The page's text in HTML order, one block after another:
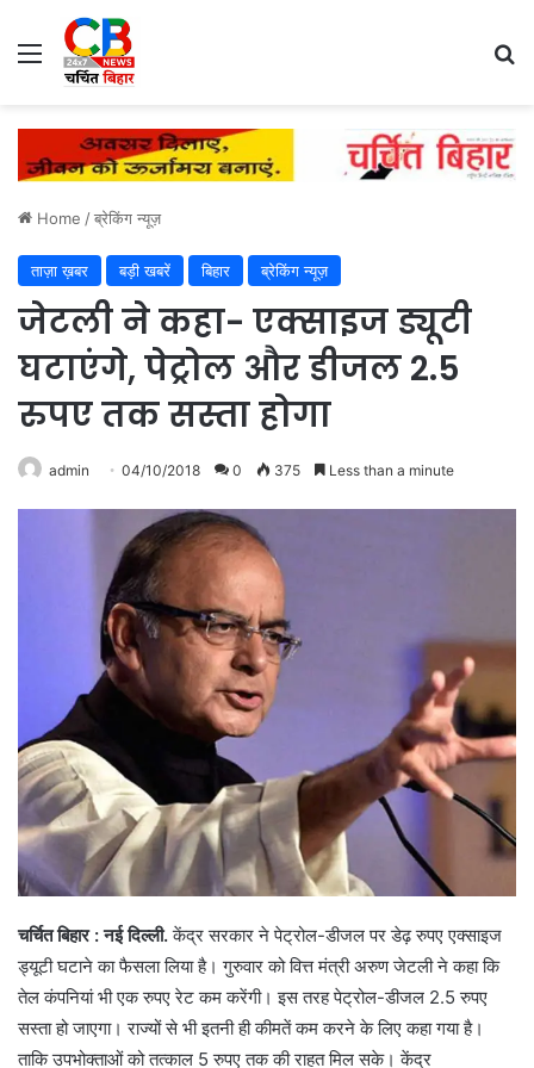
Menu
Home /ब्रेकिंग न्यूज़
ताज़ा ख़बर बड़ी खबरें बिहार ब्रेकिंग न्यूज़
जेटली ने कहा- एक्साइज ड्यूटी
घटाएंगे, पेट्रोल और डीजल 2.5
रुपए तक सस्ता होगा
admin 04/10/2018 0 375 Less than a minute
चर्चित बिहार : नई दिल्ली.केंद्र सरकार ने पेट्रोल-डीजल पर डेढ़ रुपए एक्साइज
ड्यूटी घटाने का फैसला लिया है। गुरुवार को वित्त मंत्री अरुण जेटली ने कहा कि
तेल कंपनियां भी एक रुपए रेट कम करेंगी। इस तरह पेट्रोल-डीजल 2.5 रुपए
सस्ता हो जाएगा। राज्यों से भी इतनी ही कीमतें कम करने के लिए कहा गया है।
ताकि उपभोक्ताओं को तत्काल 5 रुपए तक की राहत मिल सके। केंद्र